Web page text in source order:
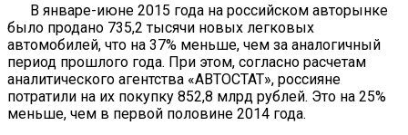
В январе-июне 2015 года на российском авторынке
было продано 735,2 тысячи новых легковых
автомобилей, что на 37% меньше, чем за аналогичный
период прошлого года. При этом, согласно расчетам
аналитического агентства «АВТОСТАТ», россияне
потратили на их покупку 852,8 млрд рублей. Это на 25%
меньше, чем в первой половине 2014 года.